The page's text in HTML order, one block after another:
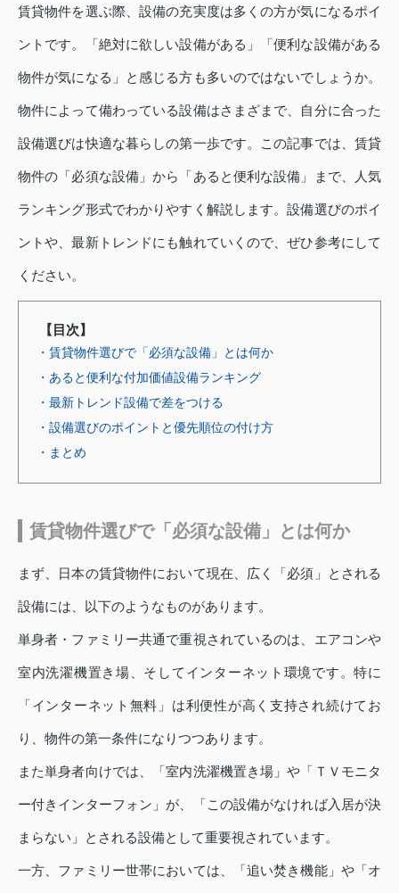
賃貸物件を選ぶ際、設備の充実度は多くの方が気になるポイ
ントです。「絶対に欲しい設備がある」「便利な設備がある
物件が気になる」と感じる方も多いのではないでしょうか。
物件によって備わっている設備はさまざまで、自分に合った
設備選びは快適な暮らしの第一歩です。この記事では、賃貸
物件の「必須な設備」から「あると便利な設備」まで、人気
ランキング形式でわかりやすく解説します。設備選びのポイ
ントや、最新トレンドにも触れていくので、ぜひ参考にして
ください。
【目次】
・賃貸物件選びで「必須な設備」とは何か
・あると便利な付加価値設備ランキング
・最新トレンド設備で差をつける
・設備選びのポイントと優先順位の付け方
・まとめ
賃貸物件選びで「必須な設備」とは何か
まず、日本の賃貸物件において現在、広く「必須」とされる
設備には、以下のようなものがあります。
単身者・ファミリー共通で重視されているのは、エアコンや
室内洗濯機置き場、そしてインターネット環境です。特に
「インターネット無料」は利便性が高く支持され続けてお
り、物件の第一条件になりつつあります。
また単身者向けでは、「室内洗濯機置き場」や「ＴＶモニタ
ー付きインターフォン」が、「この設備がなければ入居が決
まらない」とされる設備として重要視されています。
一方、ファミリー世帯においては、「追い焚き機能」や「オ